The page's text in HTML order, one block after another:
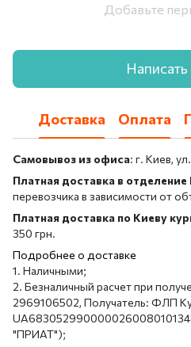
Добавьте
Доставка Оплата
Самовывоз из офиса: г. Киев,
Платная доставка в
перевозчика в зависимости от
Платная доставка по Киеву
350 грн.
Подробнее о доставке
1. Наличными;
2. Безналичный расчет при
2969106502, Получатель: ФЛП
"ПРИАТ");